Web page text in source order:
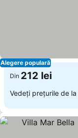
Alegere populară
Din 212 lei
Vedeți prețurile de la